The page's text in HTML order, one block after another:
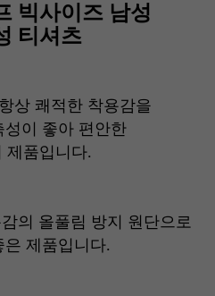
빅사이즈 남성
티셔츠
상 쾌적한 착용감을
성이 좋아 편안한
제품입니다.
의 올풀림 방지 원단으로
은 제품입니다.